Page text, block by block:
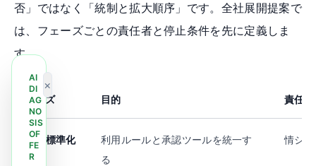
否」ではなく「統制と拡大順序」です。全社展開提案で
は、フェーズごとの責任者と停止条件を先に定義しま
す。
フェーズ 目的 責任
段階1: 標準化
利用ルールと承認ツールを統一す
る
情シ
AI
DI
AG
NO
SIS
OF
FE
R
×